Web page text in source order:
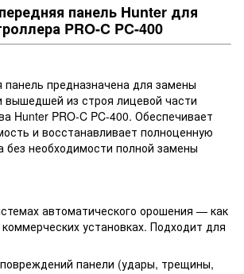
панель Hunter для
PRO-C PC-400
предназначена для замены
вышедшей из строя лицевой части
Hunter PRO-C PC-400. Обеспечивает
и восстанавливает полноценную
без необходимости полной замены
автоматического орошения — как
установках. Подходит для
панели (удары, трещины,